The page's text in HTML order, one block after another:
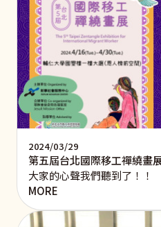
2024/03/29
第五屆台北國際移工禪繞畫
大家的心聲我們聽到了！！
MORE